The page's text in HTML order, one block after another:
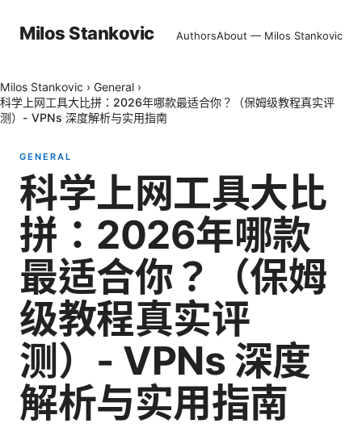
Milos Stankovic AuthorsAbout — Milos Stankovic
Milos Stankovic › General ›
科学上网工具大比拼：2026年哪款最适合你？（保姆级教程真实评
测）- VPNs 深度解析与实用指南
GENERAL
科学上网工具大比
拼：2026年哪款
最适合你？（保姆
级教程真实评
测）- VPNs 深度
解析与实用指南